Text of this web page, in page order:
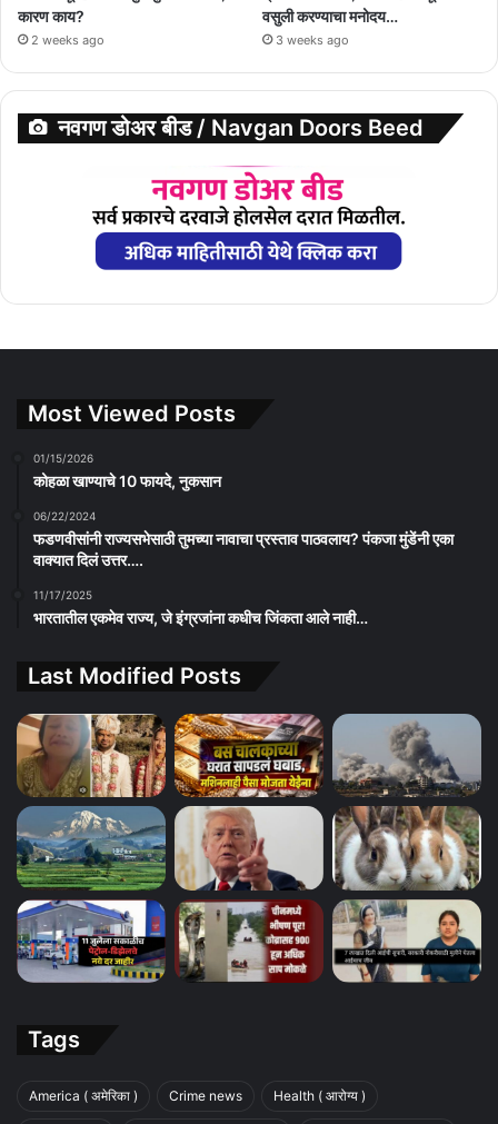
कारण काय?
2 weeks ago
वसुली करण्याचा मनोदय…
3 weeks ago
नवगण डोअर बीड / Navgan Doors Beed
Most Viewed Posts
01/15/2026
कोहळा खाण्याचे 10 फायदे, नुकसान
06/22/2024
फडणवीसांनी राज्यसभेसाठी तुमच्या नावाचा प्रस्ताव पाठवलाय? पंकजा मुंडेंनी एका
वाक्यात दिलं उत्तर….
11/17/2025
भारतातील एकमेव राज्य, जे इंग्रजांना कधीच जिंकता आले नाही…
Last Modified Posts
Tags
America ( अमेरिका ) Crime news Health ( आरोग्य )